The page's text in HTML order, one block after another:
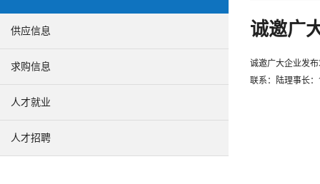
供应信息
求购信息
人才就业
人才招聘
诚邀广
诚邀广大企业发
联系：陆理事长